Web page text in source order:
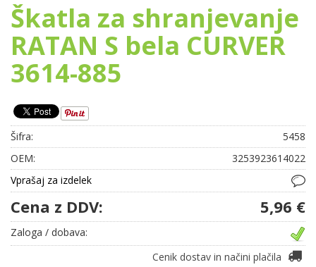
Škatla za shranjevanje
RATAN S bela CURVER
3614-885
Šifra:
5458
OEM:
3253923614022
Vprašaj za izdelek
Cena z DDV: 5,96 €
Zaloga / dobava:
Cenik dostav in načini plačila